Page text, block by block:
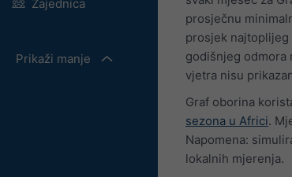
Zajednica
Prikaži manje
prosječnu
prosjek najtoplijeg
godišnjeg odmora
vjetra nisu
Graf oborina
sezona u Africi.
Napomena:
lokalnih mjerenja.